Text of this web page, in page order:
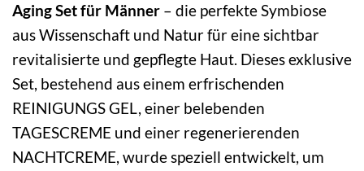
Aging Set für Männer – die perfekte Symbiose
aus Wissenschaft und Natur für eine sichtbar
revitalisierte und gepflegte Haut. Dieses exklusive
Set, bestehend aus einem erfrischenden
REINIGUNGS GEL, einer belebenden
TAGESCREME und einer regenerierenden
NACHTCREME, wurde speziell entwickelt, um